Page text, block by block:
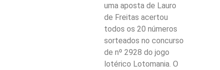
uma aposta de Lauro
de Freitas acertou
todos os 20 números
sorteados no concurso
de nº 2928 do jogo
lotérico Lotomania. O